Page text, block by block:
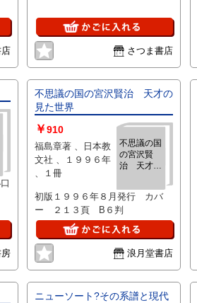
さつま書店
不思議の国の宮沢賢治 天才の
見た世界
不思議の国
の宮沢賢
治 天才の
￥910
福島章著 、日本教
文社 、１９９６年
、１冊
初版１９９６年８月発行 カバ
ー ２１３頁 B６判
浪月堂書店
ニューソート?その系譜と現代